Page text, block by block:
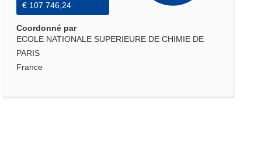
€ 107 746,24
Coordonné par
ECOLE NATIONALE SUPERIEURE DE CHIMIE DE
PARIS
France